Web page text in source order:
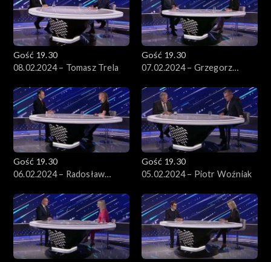
Gość 19.30
08.02.2024 – Tomasz Trela
Gość 19.30
07.02.2024 – Grzegorz
Gość 19.30
06.02.2024 – Radosław
Gość 19.30
05.02.2024 – Piotr Woźniak